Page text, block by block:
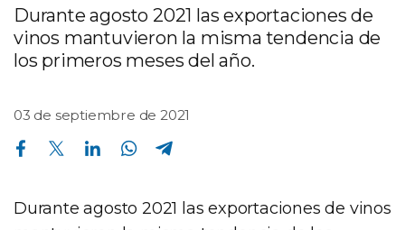
Durante agosto 2021 las exportaciones de
vinos mantuvieron la misma tendencia de
los primeros meses del año.
03 de septiembre de 2021
Compartir en Facebook Compartir en Twitter Compartir en Linkedin Compartir en Whatsapp
Durante agosto 2021 las exportaciones de vinos